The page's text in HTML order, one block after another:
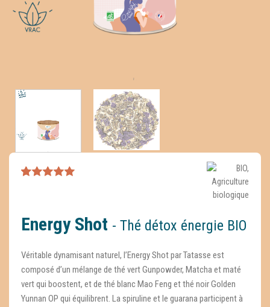
Energy Shot - Thé détox énergie BIO
Véritable dynamisant naturel, l’Energy Shot par Tatasse est
composé d’un mélange de thé vert Gunpowder, Matcha et maté
vert qui boostent, et de thé blanc Mao Feng et thé noir Golden
Yunnan OP qui équilibrent. La spiruline et le guarana participent à